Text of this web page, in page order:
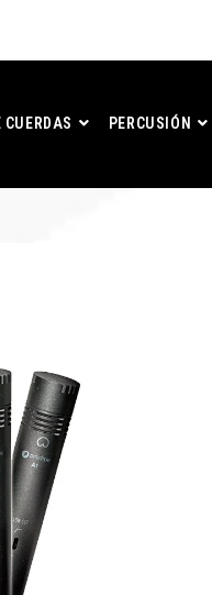
CUERDAS PERCUSIÓN